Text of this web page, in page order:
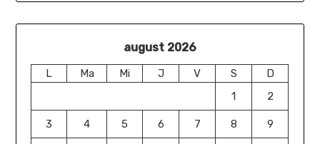
august 2026
L Ma Mi J V S
D
1
2
3 4 5 6 7 8 9